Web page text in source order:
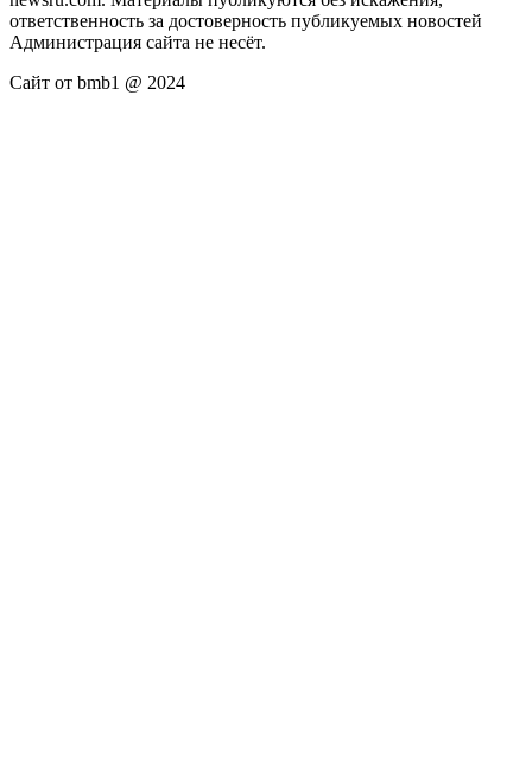
ответственность за достоверность публикуемых новостей
Администрация сайта не несёт.
Сайт от bmb1 @ 2024